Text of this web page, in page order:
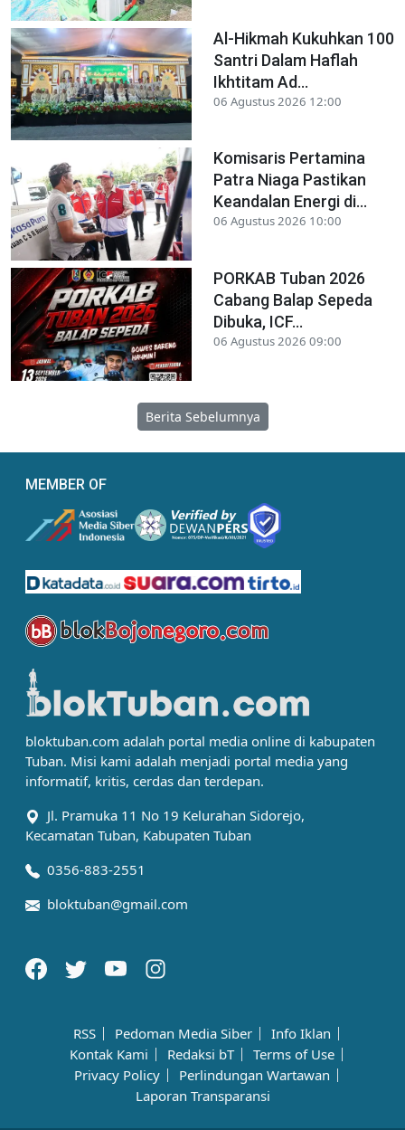
Al-Hikmah Kukuhkan 100
Santri Dalam Haflah
Ikhtitam Ad...
06 Agustus 2026 12:00
Komisaris Pertamina
Patra Niaga Pastikan
Keandalan Energi di...
06 Agustus 2026 10:00
PORKAB Tuban 2026
Cabang Balap Sepeda
Dibuka, ICF...
06 Agustus 2026 09:00
Berita Sebelumnya
MEMBER OF
bloktuban.com adalah portal media online di kabupaten
Tuban. Misi kami adalah menjadi portal media yang
informatif, kritis, cerdas dan terdepan.
Jl. Pramuka 11 No 19 Kelurahan Sidorejo,
Kecamatan Tuban, Kabupaten Tuban
0356-883-2551
bloktuban@gmail.com
RSS Pedoman Media Siber
Info Iklan
Kontak Kami
Redaksi bT
Terms of Use
Privacy Policy
Perlindungan Wartawan
Laporan Transparansi